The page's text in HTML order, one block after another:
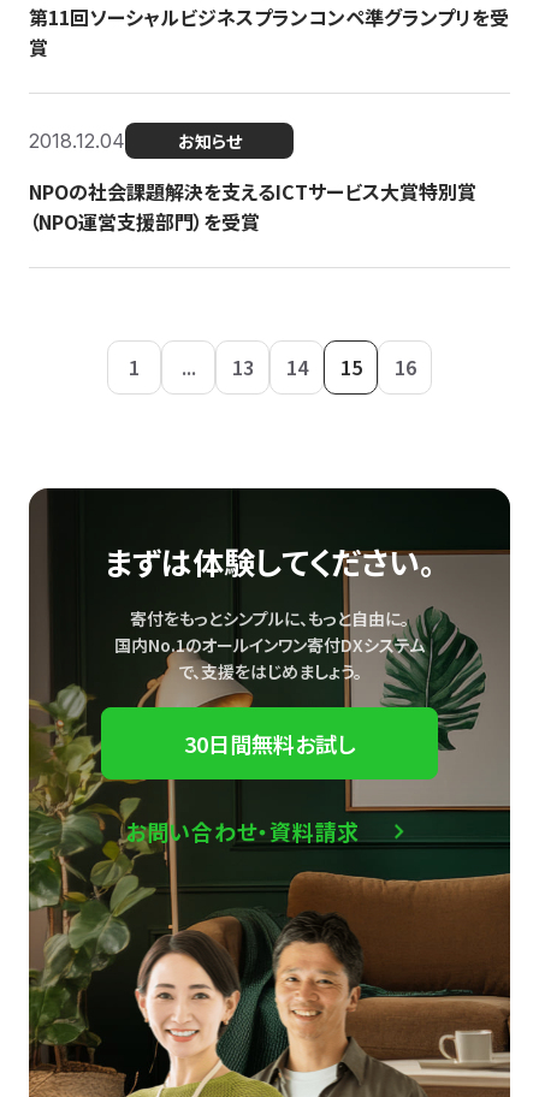
第11回ソーシャルビジネスプランコンペ準グランプリを受
賞
2018.12.04 お知らせ
NPOの社会課題解決を支えるICTサービス大賞特別賞
（NPO運営支援部門）を受賞
1 ... 13 14 15 16
まずは体験してください。
寄付をもっとシンプルに、もっと自由に。
国内No.1のオールインワン寄付DXシステム
で、支援をはじめましょう。
30日間無料お試し
お問い合わせ・資料請求